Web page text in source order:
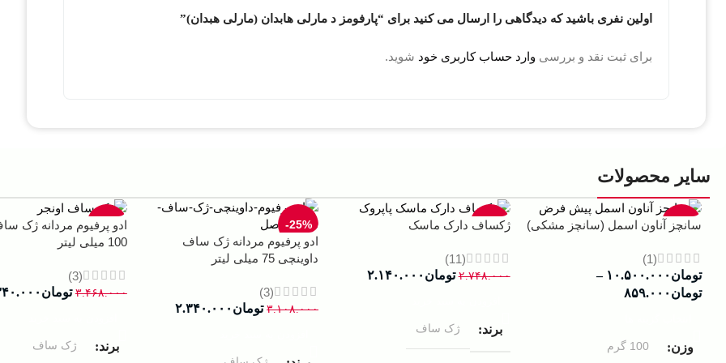
اولین نفری باشید که دیدگاهی را ارسال می کنید برای “پارفومز د مارلی هابدان (مارلی هبدان)”
برای ثبت نقد و بررسی وارد حساب کاربری خود شوید.
سایر محصولات
-13%
سانچز آناون اسمل (سانچز مشکی)
(1)
تومان ۱۰.۵۰۰.۰۰۰ –
تومان ۸۵۹.۰۰۰
وزن 100 گرم
-22%
ژکساف دارک ماسک
(11)
۲.۷۴۸.۰۰۰ تومان ۲.۱۴۰.۰۰۰
برند ژک ساف
-25%
ادو پرفیوم مردانه ژک ساف
داوینچی 75 میلی لیتر
(3)
۳.۱۰۸.۰۰۰ تومان ۲.۳۴۰.۰۰۰
-33%
ادو پرفیوم مردانه ژک
100 میلی لیتر
(3)
۳.۴۶۸.۰۰۰ تومان
برند ژک ساف